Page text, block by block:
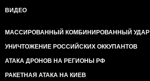
ВИДЕО
МАССИРОВАННЫЙ КОМБИНИРОВАННЫЙ УДАР
УНИЧТОЖЕНИЕ РОССИЙСКИХ ОККУПАНТОВ
АТАКА ДРОНОВ НА РЕГИОНЫ РФ
РАКЕТНАЯ АТАКА НА КИЕВ